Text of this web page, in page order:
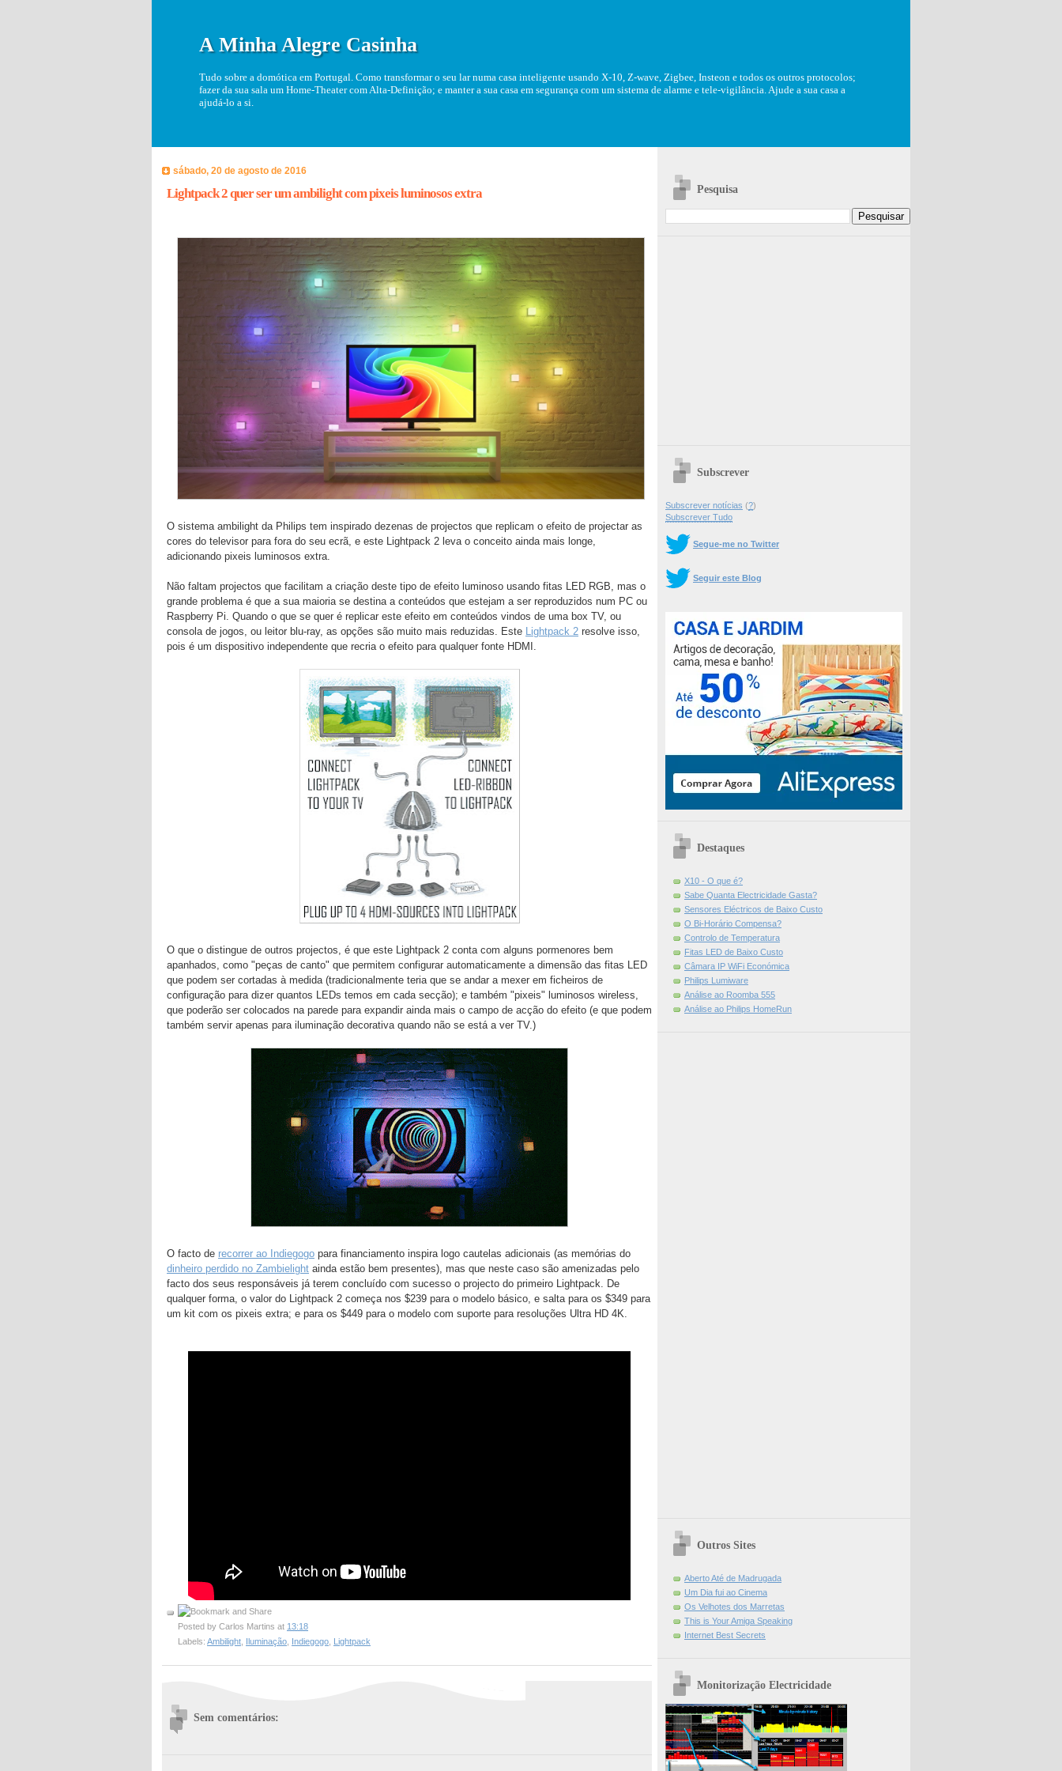
A Minha Alegre Casinha
Tudo sobre a domótica em Portugal. Como transformar o seu lar numa casa inteligente usando X-10, Z-wave, Zigbee, Insteon e todos os outros protocolos;
fazer da sua sala um Home-Theater com Alta-Definição; e manter a sua casa em segurança com um sistema de alarme e tele-vigilância. Ajude a sua casa a
ajudá-lo a si.
sábado, 20 de agosto de 2016
Lightpack 2 quer ser um ambilight com pixeis luminosos extra
O sistema ambilight da Philips tem inspirado dezenas de projectos que replicam o efeito de projectar as
cores do televisor para fora do seu ecrã, e este Lightpack 2 leva o conceito ainda mais longe,
adicionando pixeis luminosos extra.
Não faltam projectos que facilitam a criação deste tipo de efeito luminoso usando fitas LED RGB, mas o
grande problema é que a sua maioria se destina a conteúdos que estejam a ser reproduzidos num PC ou
Raspberry Pi. Quando o que se quer é replicar este efeito em conteúdos vindos de uma box TV, ou
consola de jogos, ou leitor blu-ray, as opções são muito mais reduzidas. Este Lightpack 2 resolve isso,
pois é um dispositivo independente que recria o efeito para qualquer fonte HDMI.
O que o distingue de outros projectos, é que este Lightpack 2 conta com alguns pormenores bem
apanhados, como "peças de canto" que permitem configurar automaticamente a dimensão das fitas LED
que podem ser cortadas à medida (tradicionalmente teria que se andar a mexer em ficheiros de
configuração para dizer quantos LEDs temos em cada secção); e também "pixeis" luminosos wireless,
que poderão ser colocados na parede para expandir ainda mais o campo de acção do efeito (e que podem
também servir apenas para iluminação decorativa quando não se está a ver TV.)
O facto de recorrer ao Indiegogo para financiamento inspira logo cautelas adicionais (as memórias do
dinheiro perdido no Zambielight ainda estão bem presentes), mas que neste caso são amenizadas pelo
facto dos seus responsáveis já terem concluído com sucesso o projecto do primeiro Lightpack. De
qualquer forma, o valor do Lightpack 2 começa nos $239 para o modelo básico, e salta para os $349 para
um kit com os pixeis extra; e para os $449 para o modelo com suporte para resoluções Ultra HD 4K.
Posted by Carlos Martins at 13:18
Labels: Ambilight, Iluminação, Indiegogo, Lightpack
Sem comentários:
Pesquisa
Subscrever
Subscrever notícias (?)
Subscrever Tudo
Segue-me no Twitter
Seguir este Blog
Destaques
X10 - O que é?
Sabe Quanta Electricidade Gasta?
Sensores Eléctricos de Baixo Custo
O Bi-Horário Compensa?
Controlo de Temperatura
Fitas LED de Baixo Custo
Câmara IP WiFi Económica
Philips Lumiware
Análise ao Roomba 555
Análise ao Philips HomeRun
Outros Sites
Aberto Até de Madrugada
Um Dia fui ao Cinema
Os Velhotes dos Marretas
This is Your Amiga Speaking
Internet Best Secrets
Monitorização Electricidade